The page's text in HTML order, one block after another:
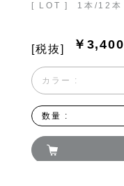
[ LOT ]
1本/12本
￥3,400
[税抜]
カラー :
数量 :